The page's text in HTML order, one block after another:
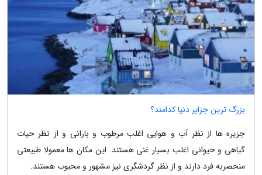
بزرگ ترین جزایر دنیا کدامند؟
جزیره ها از نظر آب و هوایی اغلب مرطوب و بارانی و از نظر حیات
گیاهی و حیوانی اغلب بسیار غنی هستند. این مکان ها معمولا طبیعتی
منحصربه فرد دارند و از نظر گردشگری نیز مشهور و محبوب هستند.